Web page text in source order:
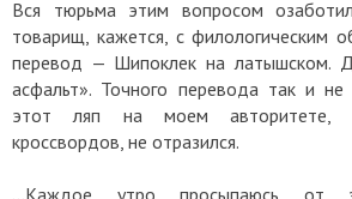
Вся тюрьма этим вопросом
товарищ, кажется, с филологическим
перевод — Шипоклек на латышском.
асфальт». Точного перевода так и
этот ляп на моем авторитете,
кроссвордов, не отразился.